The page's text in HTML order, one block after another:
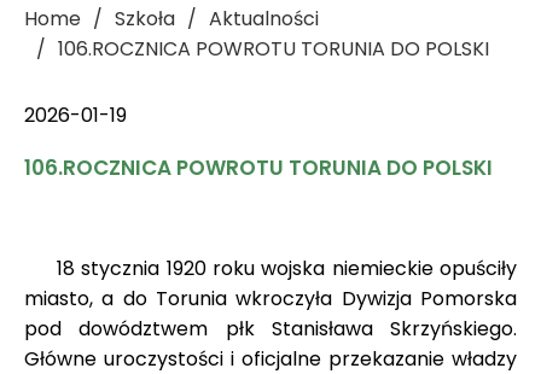
Home Szkoła
Aktualności
106.ROCZNICA POWROTU TORUNIA DO POLSKI
2026-01-19
106.ROCZNICA POWROTU TORUNIA DO POLSKI
18 stycznia 1920 roku wojska niemieckie opuściły
miasto, a do Torunia wkroczyła Dywizja Pomorska
pod dowództwem płk Stanisława Skrzyńskiego.
Główne uroczystości i oficjalne przekazanie władzy